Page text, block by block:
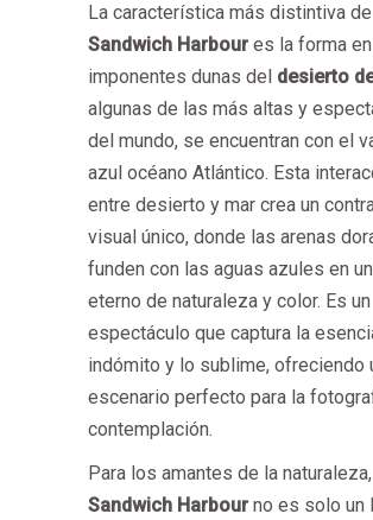
La característica más distintiva de
Sandwich Harboures la forma
imponentes dunas del desierto
algunas de las más altas y
del mundo, se encuentran con el
azul océano Atlántico. Esta
entre desierto y mar crea un
visual único, donde las arenas
funden con las aguas azules en
eterno de naturaleza y color. Es un
espectáculo que captura la
indómito y lo sublime, ofreciendo
escenario perfecto para la
contemplación.
Para los amantes de la naturaleza,
Sandwich Harbourno es solo un